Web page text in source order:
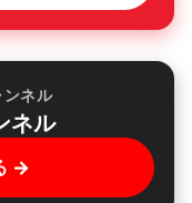
ネル
ネル
→